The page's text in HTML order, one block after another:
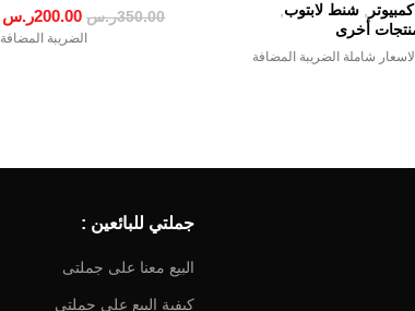
,شنط لابتوب
أخرى
الاسعار شاملة الضريبة المضافة
350.00ر.س 200.00ر.س
الضريبة المضافة
جملتي للبائعين :
البيع معنا على جملتى
كيفية البيع على جملتى